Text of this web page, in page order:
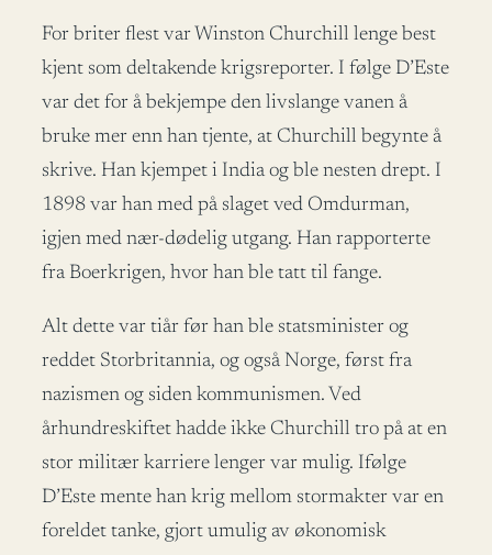
For briter flest var Winston Churchill lenge best
kjent som deltakende krigsreporter. I følge D’Este
var det for å bekjempe den livslange vanen å
bruke mer enn han tjente, at Churchill begynte å
skrive. Han kjempet i India og ble nesten drept. I
1898 var han med på slaget ved Omdurman,
igjen med nær-dødelig utgang. Han rapporterte
fra Boerkrigen, hvor han ble tatt til fange.
Alt dette var tiår før han ble statsminister og
reddet Storbritannia, og også Norge, først fra
nazismen og siden kommunismen. Ved
århundreskiftet hadde ikke Churchill tro på at en
stor militær karriere lenger var mulig. Ifølge
D’Este mente han krig mellom stormakter var en
foreldet tanke, gjort umulig av økonomisk